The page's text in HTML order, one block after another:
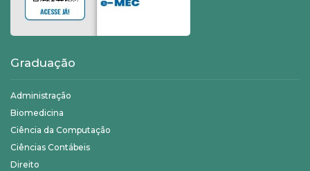
Graduação
Administração
Biomedicina
Ciência da Computação
Ciências Contábeis
Direito